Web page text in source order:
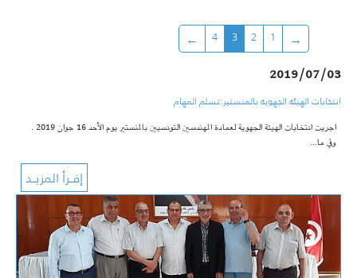
1
2
3
4
2019/07/03
انتخابات الهيئة الجهوية بالمنستير:تسلم المهام
اجريت انتخابات الهيئة الجهوية لعمادة المهندسين التونسيين بالمنستير يوم الأحد 16 جوان 2019 .
وفي ما…